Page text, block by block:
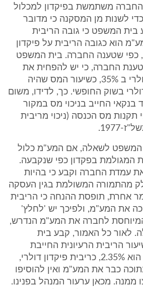
החברה משתמשת בפיקדון למכלול
לשנות מן המסקנה כי מדובר
בית המשפט כי גובה הריבית
הוא כגובה הריבית על פיקדון
דולרי, כלומר 2.35%, כפי שטענה החברה. בית המשפט
החברה, כי יש להפחית את
הריבית על פיקדון דולרי ב 35%, כשיעור המס שהיה
בשוק החופשי. כך, לדידו, משום
החייב בניכוי מס במקור
תקנות מס הכנסה (ניכוי מריבית
1977.
המשפט לשאלה, אם המע"מ כלול
המגולמת בפקדון כפי שנקבעה.
את עמדת החברה וקבע כי בהיות
מהתמורה המשולמת בגין העסקה
אחרת, תופסת ההנחה כי הריבית
את המע"מ, ולפיכך יש 'לחלץ'
המיוחסת לחברה את המע"מ הנדרש,
לאור כל האמור, קבע בית
הריבית הרעיונית החייבת
במע"מ בידי החברה הוא 2.35%, כריבית פיקדון דולרי,
כבר את המע"מ ואין להוסיפו
ממנה. מכאן ערעור המנהל בפנינו.